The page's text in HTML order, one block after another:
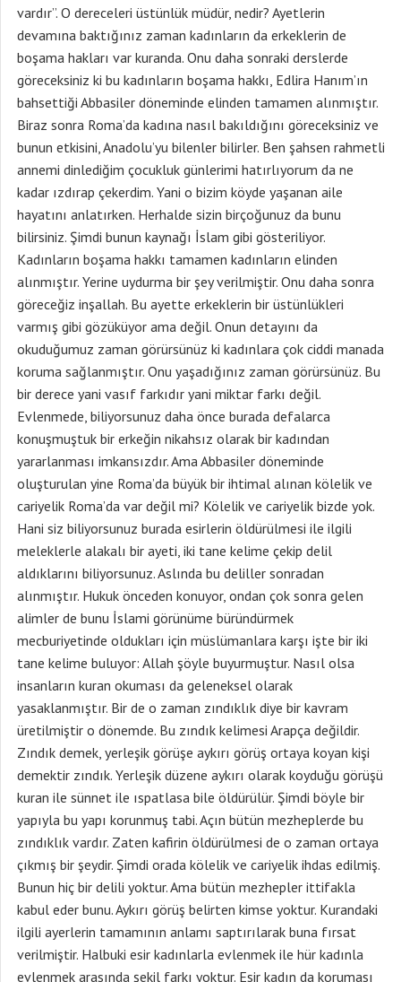
vardır”. O dereceleri üstünlük müdür, nedir? Ayetlerin
devamına baktığınız zaman kadınların da erkeklerin de
boşama hakları var kuranda. Onu daha sonraki derslerde
göreceksiniz ki bu kadınların boşama hakkı, Edlira Hanım’ın
bahsettiği Abbasiler döneminde elinden tamamen alınmıştır.
Biraz sonra Roma’da kadına nasıl bakıldığını göreceksiniz ve
bunun etkisini, Anadolu’yu bilenler bilirler. Ben şahsen rahmetli
annemi dinlediğim çocukluk günlerimi hatırlıyorum da ne
kadar ızdırap çekerdim. Yani o bizim köyde yaşanan aile
hayatını anlatırken. Herhalde sizin birçoğunuz da bunu
bilirsiniz. Şimdi bunun kaynağı İslam gibi gösteriliyor.
Kadınların boşama hakkı tamamen kadınların elinden
alınmıştır. Yerine uydurma bir şey verilmiştir. Onu daha sonra
göreceğiz inşallah. Bu ayette erkeklerin bir üstünlükleri
varmış gibi gözüküyor ama değil. Onun detayını da
okuduğumuz zaman görürsünüz ki kadınlara çok ciddi manada
koruma sağlanmıştır. Onu yaşadığınız zaman görürsünüz. Bu
bir derece yani vasıf farkıdır yani miktar farkı değil.
Evlenmede, biliyorsunuz daha önce burada defalarca
konuşmuştuk bir erkeğin nikahsız olarak bir kadından
yararlanması imkansızdır. Ama Abbasiler döneminde
oluşturulan yine Roma’da büyük bir ihtimal alınan kölelik ve
cariyelik Roma’da var değil mi? Kölelik ve cariyelik bizde yok.
Hani siz biliyorsunuz burada esirlerin öldürülmesi ile ilgili
meleklerle alakalı bir ayeti, iki tane kelime çekip delil
aldıklarını biliyorsunuz. Aslında bu deliller sonradan
alınmıştır. Hukuk önceden konuyor, ondan çok sonra gelen
alimler de bunu İslami görünüme büründürmek
mecburiyetinde oldukları için müslümanlara karşı işte bir iki
tane kelime buluyor: Allah şöyle buyurmuştur. Nasıl olsa
insanların kuran okuması da geleneksel olarak
yasaklanmıştır. Bir de o zaman zındıklık diye bir kavram
üretilmiştir o dönemde. Bu zındık kelimesi Arapça değildir.
Zındık demek, yerleşik görüşe aykırı görüş ortaya koyan kişi
demektir zındık. Yerleşik düzene aykırı olarak koyduğu görüşü
kuran ile sünnet ile ıspatlasa bile öldürülür. Şimdi böyle bir
yapıyla bu yapı korunmuş tabi. Açın bütün mezheplerde bu
zındıklık vardır. Zaten kafirin öldürülmesi de o zaman ortaya
çıkmış bir şeydir. Şimdi orada kölelik ve cariyelik ihdas edilmiş.
Bunun hiç bir delili yoktur. Ama bütün mezhepler ittifakla
kabul eder bunu. Aykırı görüş belirten kimse yoktur. Kurandaki
ilgili ayerlerin tamamının anlamı saptırılarak buna fırsat
verilmiştir. Halbuki esir kadınlarla evlenmek ile hür kadınla
evlenmek arasında şekil farkı yoktur. Esir kadın da koruması